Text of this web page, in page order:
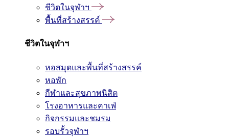
ชีวิตในจุฬาฯ
พื้นที่สร้างสรรค์
ชีวิตในจุฬาฯ
หอสมุดและพื้นที่สร้างสรรค์
หอพัก
กีฬาและสุขภาพนิสิต
โรงอาหารและคาเฟ่
กิจกรรมและชมรม
รอบรั้วจุฬาฯ